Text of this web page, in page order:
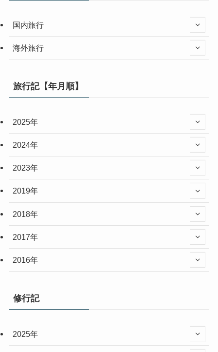
国内旅行
海外旅行
旅行記【年月順】
2025年
2024年
2023年
2019年
2018年
2017年
2016年
修行記
2025年